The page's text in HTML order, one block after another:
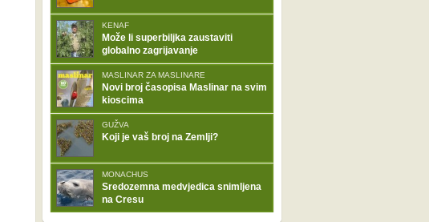
KENAF
Može li superbiljka zaustaviti
globalno zagrijavanje
MASLINAR ZA MASLINARE
Novi broj časopisa Maslinar na svim
kioscima
GUŽVA
Koji je vaš broj na Zemlji?
MONACHUS
Sredozemna medvjedica snimljena
na Cresu